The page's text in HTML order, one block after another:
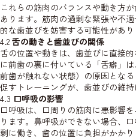
これらの筋肉のバランスや動き方
あります。筋肉の過剰な緊張や不
的な歯並びを妨害する可能性があり
4.2 舌の動きと歯並びの関係
舌の位置や動きは、歯並びに直接
に前歯の裏に付いている「舌癖」
前歯が触れない状態）の原因とな
促すトレーニングが、歯並びの維持
4.3 口呼吸の影響
口呼吸は、口周りの筋肉に悪影響
ります。鼻呼吸ができない場合、
剰に働き、歯の位置に負担がかか